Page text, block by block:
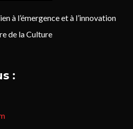
à l’émergence et à l’innovation
de la Culture
: